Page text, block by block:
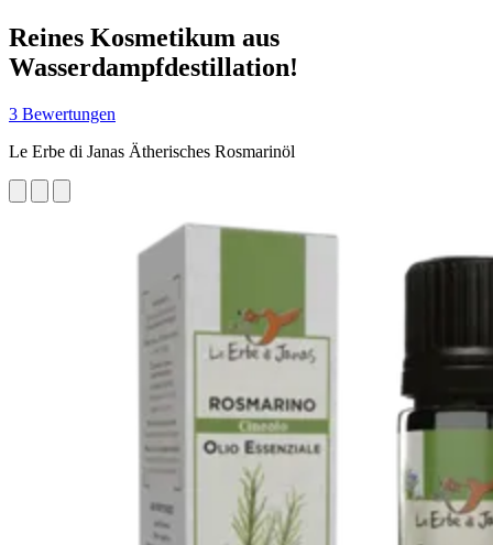
Reines Kosmetikum aus
Wasserdampfdestillation!
3 Bewertungen
Le Erbe di Janas Ätherisches Rosmarinöl